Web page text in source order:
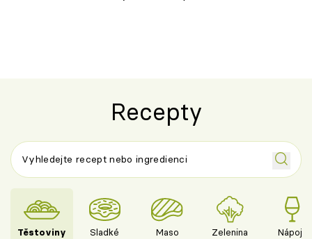
Recepty
Těstoviny Sladké Maso Zelenina Nápoje